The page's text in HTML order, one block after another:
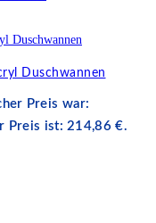
Duschwannen
Preis war:
Preis ist: 214,86 €.